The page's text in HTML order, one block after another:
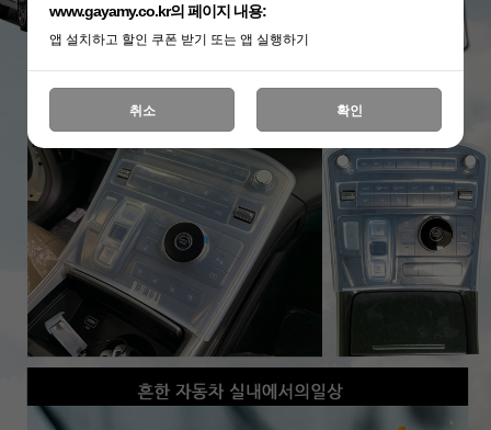
www.gayamy.co.kr의 페이지 내용:
앱 설치하고 할인 쿠폰 받기 또는 앱 실행하기
취소 확인